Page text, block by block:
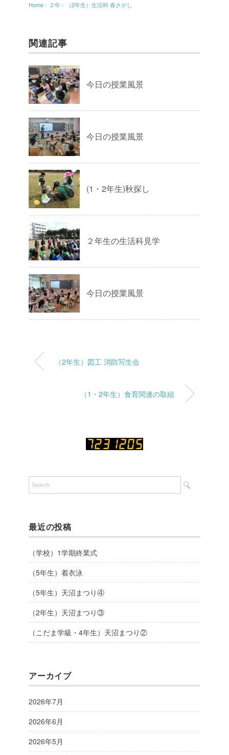
Home › ２年 › （2年生）生活科 春さがし
関連記事
今日の授業風景
今日の授業風景
(1・2年生)秋探し
２年生の生活科見学
今日の授業風景
（2年生）図工 消防写生会
（1・2年生）食育関連の取組
最近の投稿
（学校）1学期終業式
（5年生）着衣泳
（5年生）天沼まつり④
（2年生）天沼まつり③
（こだま学級・4年生）天沼まつり②
アーカイブ
2026年7月
2026年6月
2026年5月